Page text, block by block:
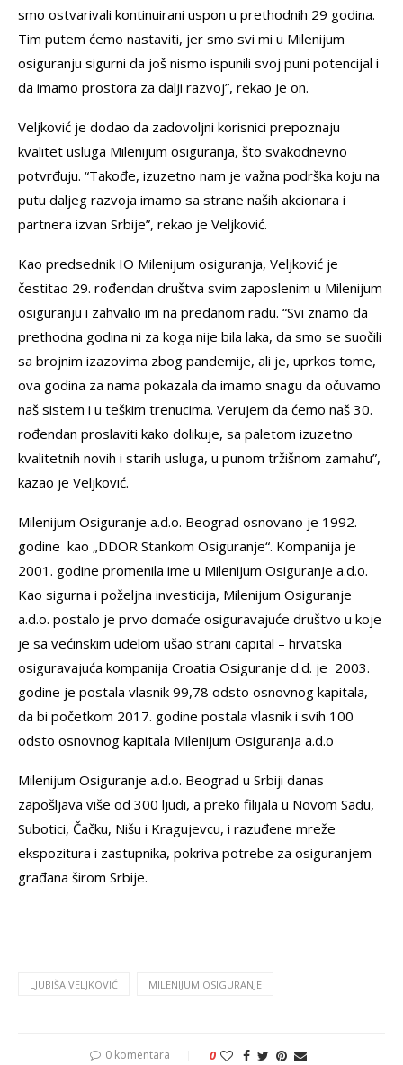
smo ostvarivali kontinuirani uspon u prethodnih 29 godina.
Tim putem ćemo nastaviti, jer smo svi mi u Milenijum
osiguranju sigurni da još nismo ispunili svoj puni potencijal i
da imamo prostora za dalji razvoj”, rekao je on.
Veljković je dodao da zadovoljni korisnici prepoznaju
kvalitet usluga Milenijum osiguranja, što svakodnevno
potvrđuju. “Takođe, izuzetno nam je važna podrška koju na
putu daljeg razvoja imamo sa strane naših akcionara i
partnera izvan Srbije”, rekao je Veljković.
Kao predsednik IO Milenijum osiguranja, Veljković je
čestitao 29. rođendan društva svim zaposlenim u Milenijum
osiguranju i zahvalio im na predanom radu. “Svi znamo da
prethodna godina ni za koga nije bila laka, da smo se suočili
sa brojnim izazovima zbog pandemije, ali je, uprkos tome,
ova godina za nama pokazala da imamo snagu da očuvamo
naš sistem i u teškim trenucima. Verujem da ćemo naš 30.
rođendan proslaviti kako dolikuje, sa paletom izuzetno
kvalitetnih novih i starih usluga, u punom tržišnom zamahu”,
kazao je Veljković.
Milenijum Osiguranje a.d.o. Beograd osnovano je 1992.
godine kao „DDOR Stankom Osiguranje“. Kompanija je
2001. godine promenila ime u Milenijum Osiguranje a.d.o.
Kao sigurna i poželjna investicija, Milenijum Osiguranje
a.d.o. postalo je prvo domaće osiguravajuće društvo u koje
je sa većinskim udelom ušao strani capital – hrvatska
osiguravajuća kompanija Croatia Osiguranje d.d. je 2003.
godine je postala vlasnik 99,78 odsto osnovnog kapitala,
da bi početkom 2017. godine postala vlasnik i svih 100
odsto osnovnog kapitala Milenijum Osiguranja a.d.o
Milenijum Osiguranje a.d.o. Beograd u Srbiji danas
zapošljava više od 300 ljudi, a preko filijala u Novom Sadu,
Subotici, Čačku, Nišu i Kragujevcu, i razuđene mreže
ekspozitura i zastupnika, pokriva potrebe za osiguranjem
građana širom Srbije.
LJUBIŠA VELJKOVIĆ MILENIJUM OSIGURANJE
0 komentara 0